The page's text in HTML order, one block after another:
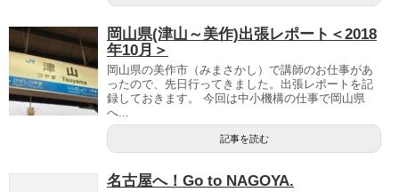
岡山県(津山～美作)出張レポート＜2018
年10月＞
岡山県の美作市（みまさかし）で講師のお仕事があ
ったので、先日行ってきました。出張レポートを記
録しておきます。 今回は中小機構の仕事で岡山県
へ...
記事を読む
名古屋へ！Go to NAGOYA.